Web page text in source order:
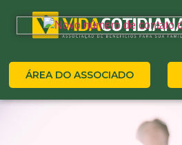
ÁREA DO ASSOCIADO